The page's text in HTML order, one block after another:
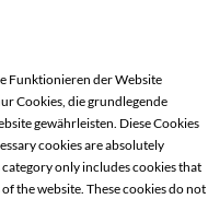
Funktionieren der Website
Cookies, die grundlegende
gewährleisten. Diese Cookies
cookies are absolutely
only includes cookies that
the website. These cookies do not